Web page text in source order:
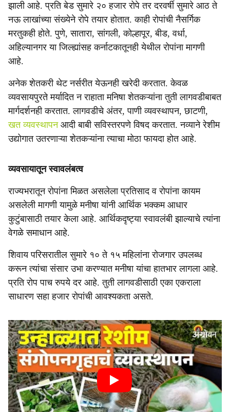
झाली आहे. प्रति बेड सुमारे २० हजार रोपे तर दरवर्षी सुमारे आठ ते
नऊ लाखांच्या संख्येने रोपे तयार होतात. काही रोपांची नैसर्गिक
मरतुकही होते. पुणे, सातारा, सांगली, कोल्हापूर, बीड, वर्धा,
अहिल्यानगर या जिल्ह्यांसह कर्नाटकातूनही येथील रोपांना मागणी
आहे.
अनेक शेतकरी थेट नर्सरीत येऊनही खरेदी करतात. केवळ
व्यवसायपुरते मर्यादित न राहाता मनिषा शेतकऱ्यांना तुती लागवडीबाबत
मार्गदर्शनही करतात. लागवडीचे अंतर, पाणी व्यवस्थापन, छाटणी,
खत व्यवस्थापनआदी बाबी सविस्तरपणे विषद करतात. नव्याने रेशीम
उद्योगात उतरणाऱ्या शेतकऱ्यांना त्याचा मोठा फायदा होत आहे.
व्यवसायातून स्वावलंबत्व
राज्यभरातून रोपांना मिळत असलेला प्रतिसाद व रोपांना कायम
असलेली मागणी यामुळे मनीषा यांनी आर्थिक भक्कम आधार
कुटुंबासाठी तयार केला आहे. आर्थिकदृष्ट्या स्वावलंबी झाल्याचे त्यांना
वेगळे समाधान आहे.
शिवाय परिसरातील सुमारे १० ते १५ महिलांना रोजगार उपलब्ध
करून त्यांचा संसार उभा करण्यात मनीषा यांचा हातभार लागला आहे.
प्रति रोप पाच रुपये दर आहे. तुती लागवडीसाठी एका एकराला
साधारण सहा हजार रोपांची आवश्यकता असते.